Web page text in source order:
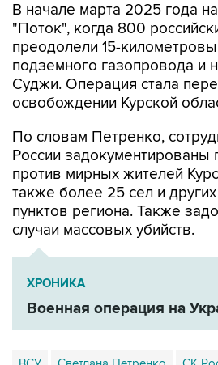
В начале марта 2025 года
"Поток", когда 800
преодолели 15-
подземного газопровода и
Суджи. Операция стала
освобождении Курской
По словам Петренко,
России задокументированы
против мирных жителей
также более 25 сел и
пунктов региона. Также
случаи массовых убийств.
ХРОНИКА
Военная операция на